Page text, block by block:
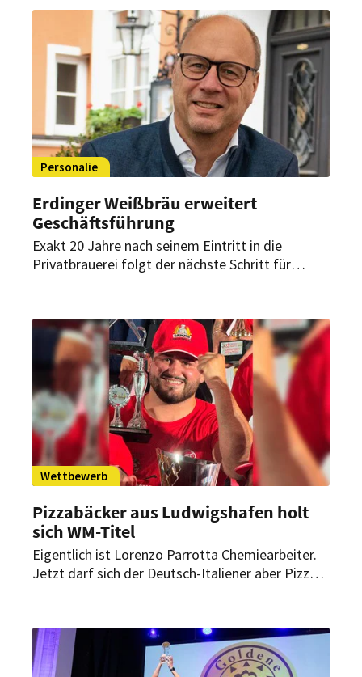
verkündet – mit direkter Bedeutung für Betriebe
mit spätem Außer-Haus-Verkauf.
Personalie
Erdinger Weißbräu erweitert
Geschäftsführung
Exakt 20 Jahre nach seinem Eintritt in die
Privatbrauerei folgt der nächste Schritt für
Organisation bei der Privatbrauerei Erdinger
Weißbräu Werner Brombach GmbH.
Wettbewerb
Pizzabäcker aus Ludwigshafen holt
sich WM-Titel
Eigentlich ist Lorenzo Parrotta Chemiearbeiter.
Jetzt darf sich der Deutsch-Italiener aber Pizza-